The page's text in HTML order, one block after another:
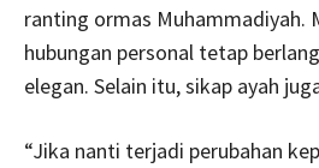
ranting ormas Muhammadiyah.
hubungan personal tetap
elegan. Selain itu, sikap ayah
“Jika nanti terjadi perubahan